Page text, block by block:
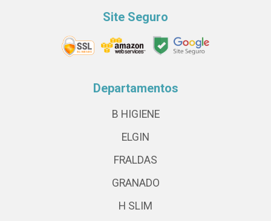
Site Seguro
Departamentos
B HIGIENE
ELGIN
FRALDAS
GRANADO
H SLIM